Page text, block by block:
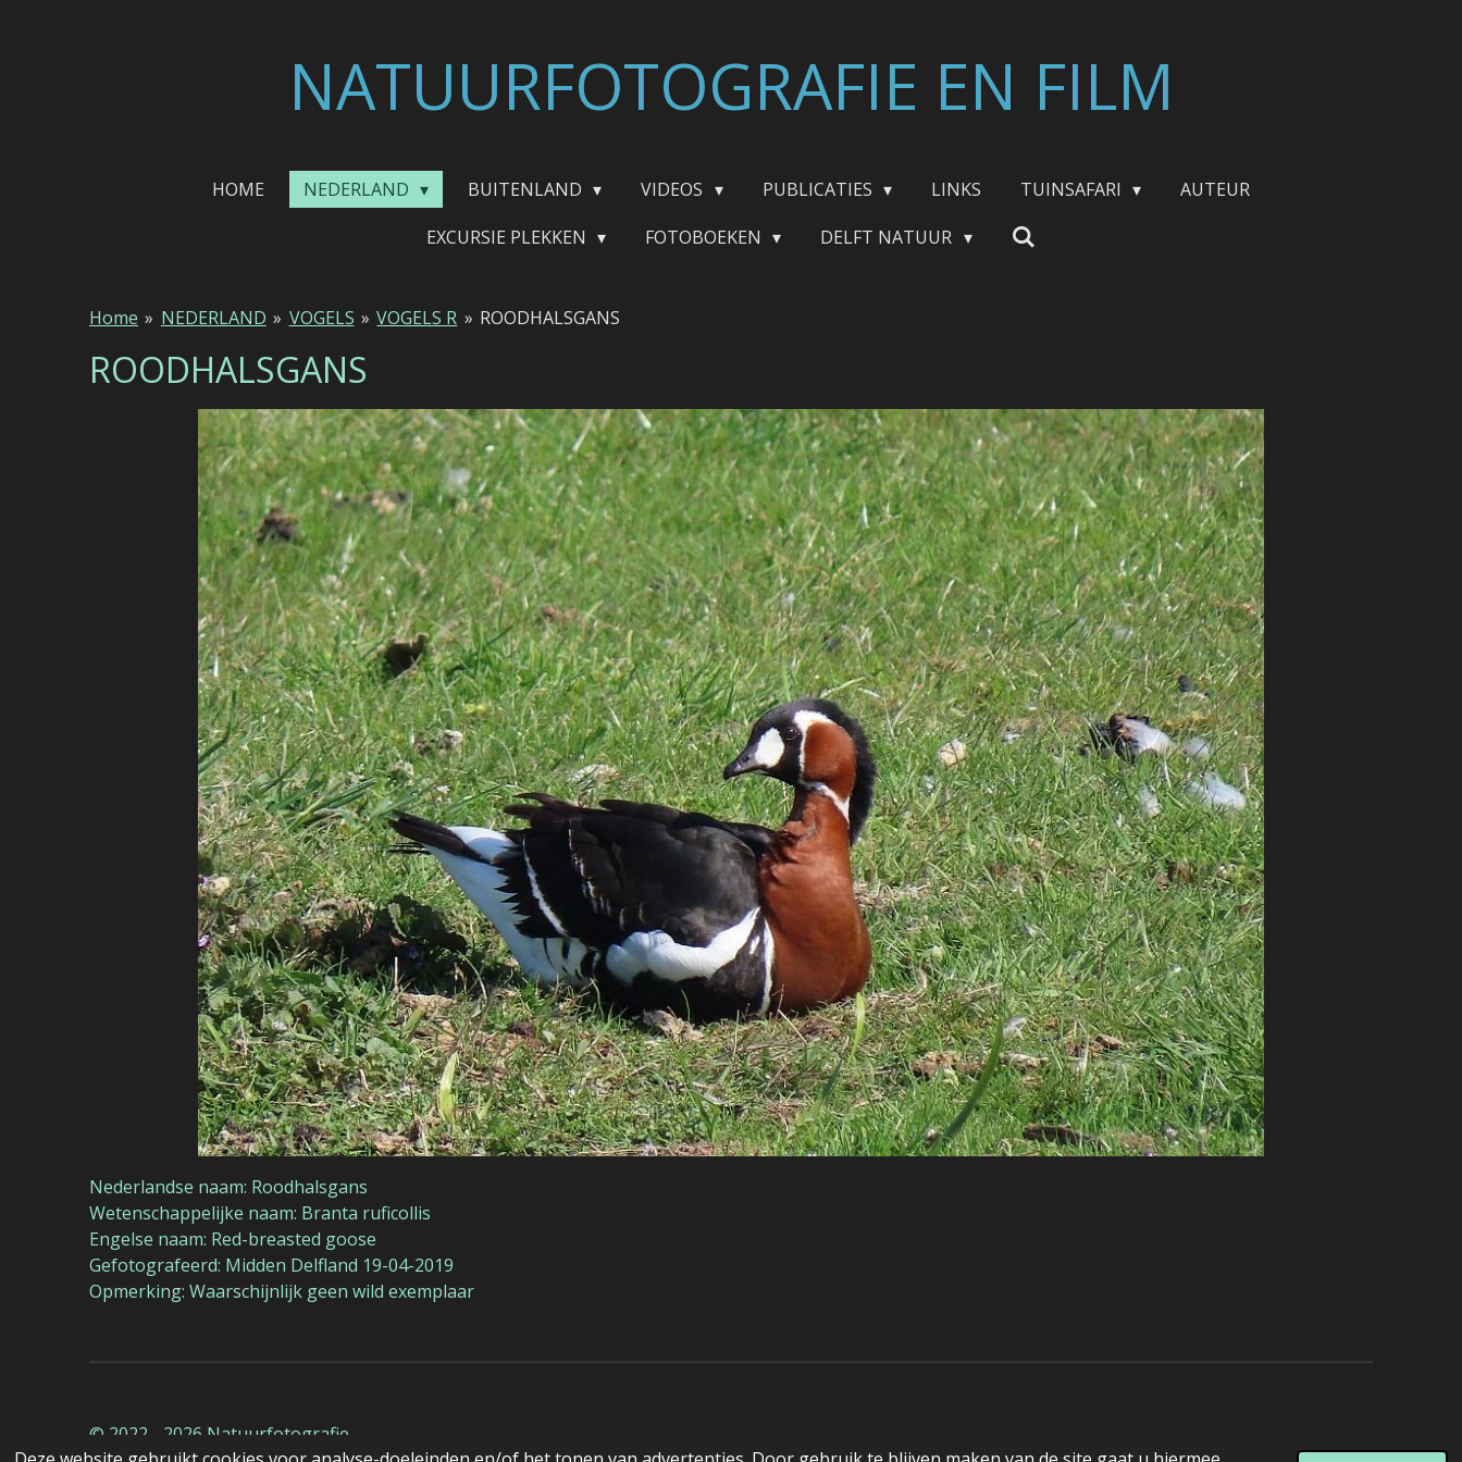
NATUURFOTOGRAFIE EN FILM
HOME NEDERLAND BUITENLAND VIDEOS PUBLICATIES LINKS TUINSAFARI
AUTEUR
EXCURSIE PLEKKEN
FOTOBOEKEN DELFT NATUUR
Home » NEDERLAND » VOGELS » VOGELS R » ROODHALSGANS
ROODHALSGANS
Nederlandse naam: Roodhalsgans
Wetenschappelijke naam: Branta ruficollis
Engelse naam: Red-breasted goose
Gefotografeerd: Midden Delfland 19-04-2019
Opmerking: Waarschijnlijk geen wild exemplaar
© 2022 - 2026 Natuurfotografie